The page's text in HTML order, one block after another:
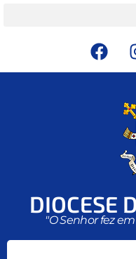
DIOCESE
"O Senhor fez